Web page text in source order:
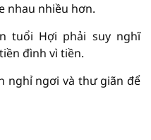
nhau nhiều hơn.
tuổi Hợi phải suy nghĩ
đình vì tiền.
nghỉ ngơi và thư giãn để